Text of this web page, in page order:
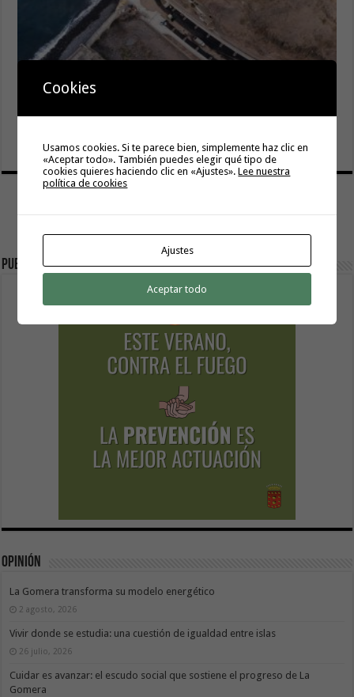
8 agosto, 2026
Publicidad
Opinión
La Gomera transforma su modelo energético
2 agosto, 2026
Vivir donde se estudia: una cuestión de igualdad entre islas
26 julio, 2026
Cuidar es avanzar: el escudo social que sostiene el progreso de La
Gomera
Cookies
Usamos cookies. Si te parece bien, simplemente haz clic en
«Aceptar todo». También puedes elegir qué tipo de
cookies quieres haciendo clic en «Ajustes».Lee nuestra
política de cookies
Ajustes
Aceptar todo